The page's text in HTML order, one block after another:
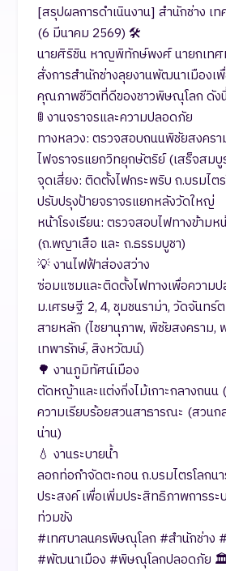
[สรุปผลการดำเนินงาน] สำนักช่าง
(6 มีนาคม 2569) 🛠️
นายศิริชิน หาญพิทักษ์พงศ์ นายกเท
สั่งการสำนักช่างลุยงานพัฒนาเมืองเ
คุณภาพชีวิตที่ดีของชาวพิษณุโลก ดัง
​🚦 งานจราจรและความปลอดภัย
ทางหลวง: ตรวจสอบถนนพิชัยสงคร
ไฟจราจรแยกวิทยุกษัตริย์ (เสร็จสม
จุดเสี่ยง: ติดตั้งไฟกระพริบ ถ.บรมไต
ปรับปรุงป้ายจราจรแยกหลังวัดใหญ่
หน้าโรงเรียน: ตรวจสอบไฟทางข้าม
(ถ.พญาเสือ และ ถ.ธรรมบูชา)
​💡 งานไฟฟ้าส่องสว่าง
ซ่อมแซมและติดตั้งไฟทางเพื่อความ
ม.เศรษฐี 2, 4, ชุมชนราม่า, วัดจันทร์
สายหลัก (ไชยานุภาพ, พิชัยสงคราม,
เทพารักษ์, สิงหวัฒน์)
​🌳 งานภูมิทัศน์เมือง
ตัดหญ้าและแต่งกิ่งไม้เกาะกลางถนน
ความเรียบร้อยสวนสาธารณะ (สวนก
น่าน)
​💧 งานระบายน้ำ
ลอกท่อกำจัดตะกอน ถ.บรมไตรโลกน
ประสงค์ เพื่อเพิ่มประสิทธิภาพการระ
ท่วมขัง
​#เทศบาลนครพิษณุโลก #สำนักช่าง
#พัฒนาเมือง #พิษณุโลกปลอดภัย